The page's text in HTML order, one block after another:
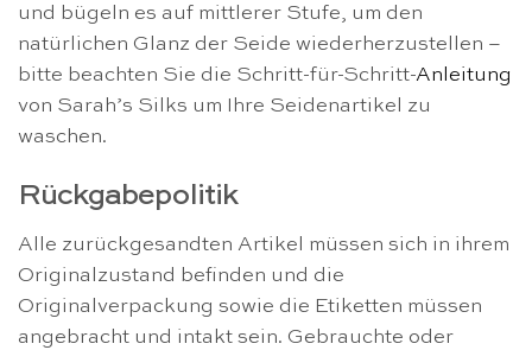
und bügeln es auf mittlerer Stufe, um den
natürlichen Glanz der Seide wiederherzustellen –
bitte beachten Sie die Schritt-für-Schritt-Anleitung
von Sarah’s Silks um Ihre Seidenartikel zu
waschen.
Rückgabepolitik
Alle zurückgesandten Artikel müssen sich in ihrem
Originalzustand befinden und die
Originalverpackung sowie die Etiketten müssen
angebracht und intakt sein. Gebrauchte oder